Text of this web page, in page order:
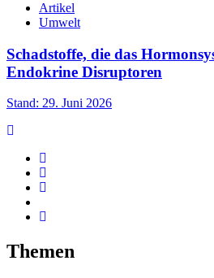
Artikel
Umwelt
Schadstoffe, die das
Endokrine Disruptoren
Stand: 29. Juni 2026
Themen